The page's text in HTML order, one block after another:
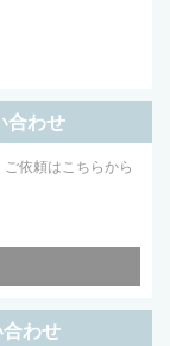
合わせ
依頼はこちらから
わせ